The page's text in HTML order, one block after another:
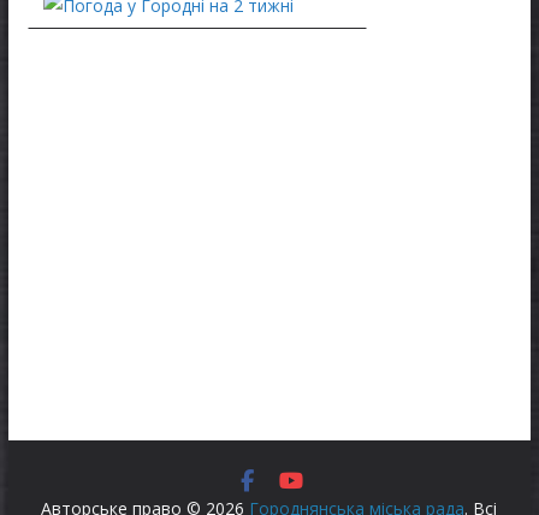
Авторське право © 2026 Городнянська міська рада. Всі